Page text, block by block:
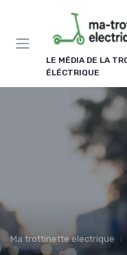
LE MÉDIA DE LA
ÉLÉCTRIQUE
Ma trottinette electrique